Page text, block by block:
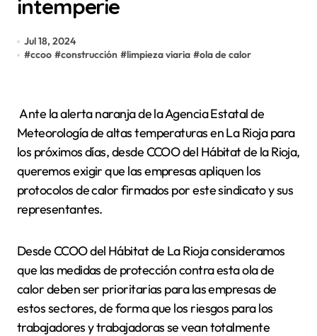
intemperie
Jul 18, 2024
#ccoo #construcción #limpieza viaria #ola de calor
Ante la alerta naranja de la Agencia Estatal de
Meteorología de altas temperaturas en La Rioja para
los próximos días, desde CCOO del Hábitat de la Rioja,
queremos exigir que las empresas apliquen los
protocolos de calor firmados por este sindicato y sus
representantes.
Desde CCOO del Hábitat de La Rioja consideramos
que las medidas de protección contra esta ola de
calor deben ser prioritarias para las empresas de
estos sectores, de forma que los riesgos para los
trabajadores y trabajadoras se vean totalmente